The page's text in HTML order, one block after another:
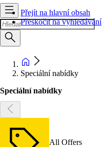
Přejít na hlavní obsah
Přeskočit na vyhledávání
Speciální nabídky
Speciální nabídky
All Offers